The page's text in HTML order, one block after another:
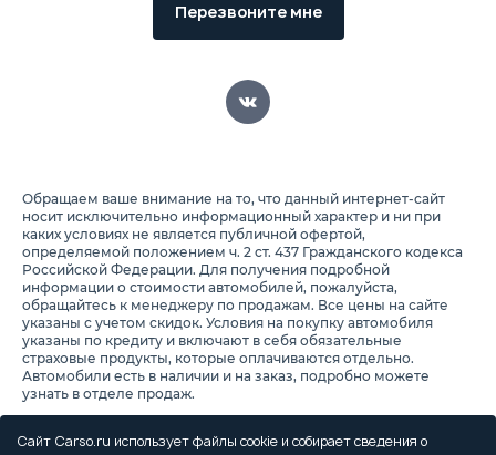
Перезвоните мне
Обращаем ваше внимание на то, что данный интернет-сайт
носит исключительно информационный характер и ни при
каких условиях не является публичной офертой,
определяемой положением ч. 2 ст. 437 Гражданского кодекса
Российской Федерации. Для получения подробной
информации о стоимости автомобилей, пожалуйста,
обращайтесь к менеджеру по продажам. Все цены на сайте
указаны с учетом скидок. Условия на покупку автомобиля
указаны по кредиту и включают в себя обязательные
страховые продукты, которые оплачиваются отдельно.
Автомобили есть в наличии и на заказ, подробно можете
узнать в отделе продаж.
Предоставляя свои персональные данные и используя
настоящий веб-сайт, Вы соглашаетесь с обработкой Ваших
Сайт Carso.ru использует файлы cookie и собирает сведения о